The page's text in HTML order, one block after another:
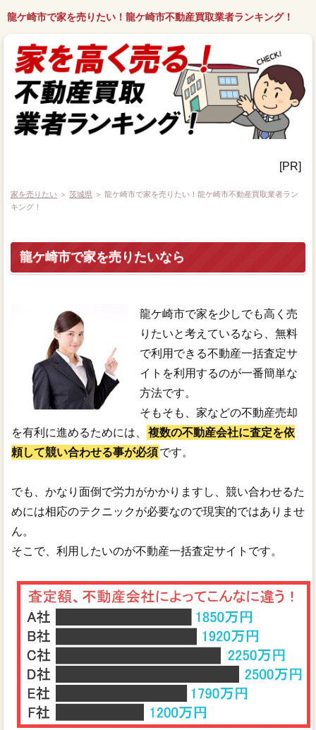
龍ケ崎市で家を売りたい！龍ケ崎市不動産買取業者ランキング！
[PR]
家を売りたい ＞ 茨城県 ＞ 龍ケ崎市で家を売りたい！龍ケ崎市不動産買取業者ラン
キング！
龍ケ崎市で家を売りたいなら
龍ケ崎市で家を少しでも高く売
りたいと考えているなら、無料
で利用できる不動産一括査定サ
イトを利用するのが一番簡単な
方法です。
そもそも、家などの不動産売却
を有利に進めるためには、
複数の不動産会社に査定を依
頼して競い合わせる事が必須です。
でも、かなり面倒で労力がかかりますし、競い合わせるた
めには相応のテクニックが必要なので現実的ではありませ
ん。
そこで、利用したいのが不動産一括査定サイトです。